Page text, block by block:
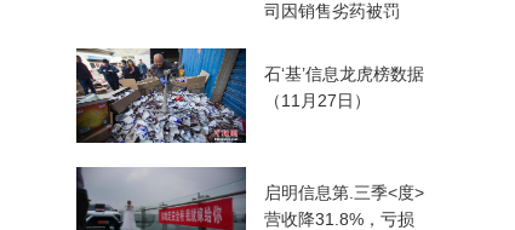
司因销售劣药被罚
石‘基’信息龙虎榜数据
（11月27日）
启明信息第.三季<度>
营收降31.8%，亏损